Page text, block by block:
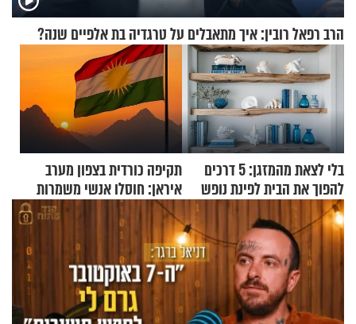
הרב רפאל רובין: איך מתאבלים על טרגדיה בת אלפיים שנה?
בלי לצאת מהמזגן: 5 דרכים
להפוך את הבית לפינת נופש
מעוצבת
תקיפה כורדית בצפון מערב
איראן: חוסלו אנשי משמרות
המהפכה